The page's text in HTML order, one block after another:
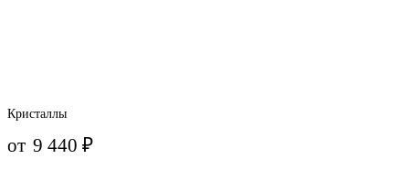
Кристаллы
от 9 440₽